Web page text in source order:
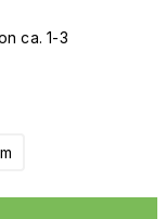
ca. 1-3